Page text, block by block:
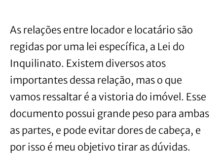
As relações entre locador e locatário são
regidas por uma lei específica, a Lei do
Inquilinato. Existem diversos atos
importantes dessa relação, mas o que
vamos ressaltar é a vistoria do imóvel. Esse
documento possui grande peso para ambas
as partes, e pode evitar dores de cabeça, e
por isso é meu objetivo tirar as dúvidas.